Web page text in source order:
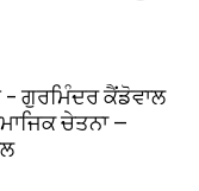
– ਗੁਰਮਿੰਦਰ ਕੈਂਡੋਵਾਲ
ਚੇਤਨਾ —